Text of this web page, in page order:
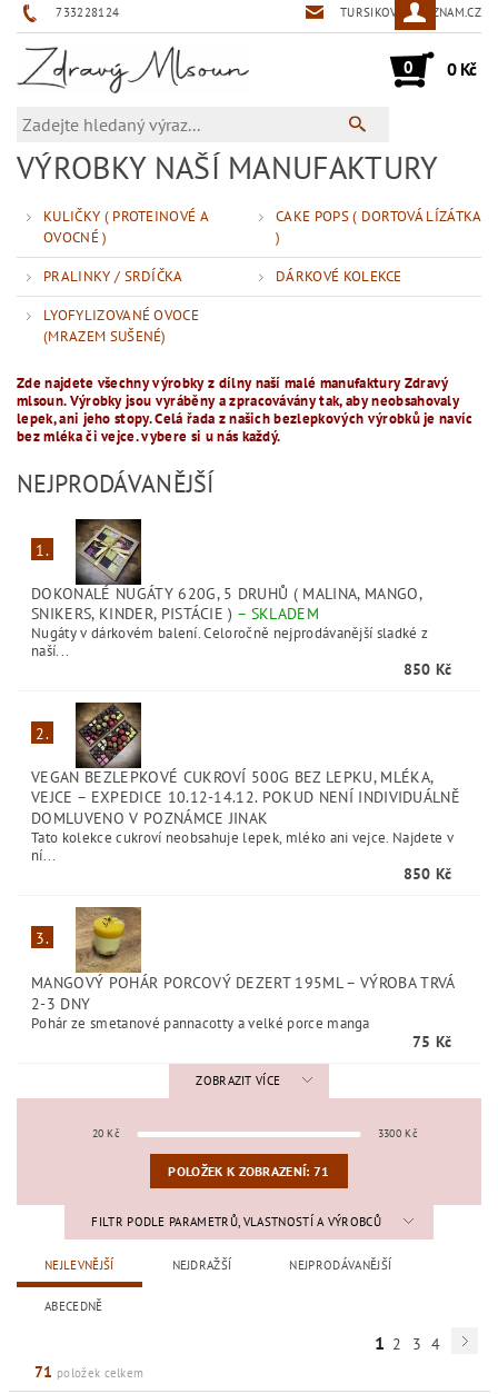
733228124 TURSIKOVA@SEZNAM.CZ
0 0 Kč
VÝROBKY NAŠÍ MANUFAKTURY
KULIČKY ( PROTEINOVÉ A
OVOCNÉ )
CAKE POPS ( DORTOVÁ LÍZÁTKA
)
PRALINKY / SRDÍČKA DÁRKOVÉ KOLEKCE
LYOFYLIZOVANÉ OVOCE
(MRAZEM SUŠENÉ)
Zde najdete všechny výrobky z dílny naší malé manufaktury Zdravý
mlsoun. Výrobky jsou vyráběny a zpracovávány tak, aby neobsahovaly
lepek, ani jeho stopy. Celá řada z našich bezlepkových výrobků je navíc
bez mléka či vejce. vybere si u nás každý.
NEJPRODÁVANĚJŠÍ
1.
DOKONALÉ NUGÁTY 620G, 5 DRUHŮ ( MALINA, MANGO,
SNIKERS, KINDER, PISTÁCIE ) – SKLADEM
Nugáty v dárkovém balení. Celoročně nejprodávanější sladké z
naší...
850 Kč
2.
VEGAN BEZLEPKOVÉ CUKROVÍ 500G BEZ LEPKU, MLÉKA,
VEJCE – EXPEDICE 10.12-14.12. POKUD NENÍ INDIVIDUÁLNĚ
DOMLUVENO V POZNÁMCE JINAK
Tato kolekce cukroví neobsahuje lepek, mléko ani vejce. Najdete v
ní...
850 Kč
3.
MANGOVÝ POHÁR PORCOVÝ DEZERT 195ML– VÝROBA TRVÁ
2-3 DNY
Pohár ze smetanové pannacotty a velké porce manga
75 Kč
ZOBRAZIT VÍCE
20 Kč 3300 Kč
POLOŽEK K ZOBRAZENÍ:71
FILTR PODLE PARAMETRŮ, VLASTNOSTÍ A VÝROBCŮ
NEJLEVNĚJŠÍ NEJDRAŽŠÍ NEJPRODÁVANĚJŠÍ
ABECEDNĚ
1 2 3 4
71 položek celkem